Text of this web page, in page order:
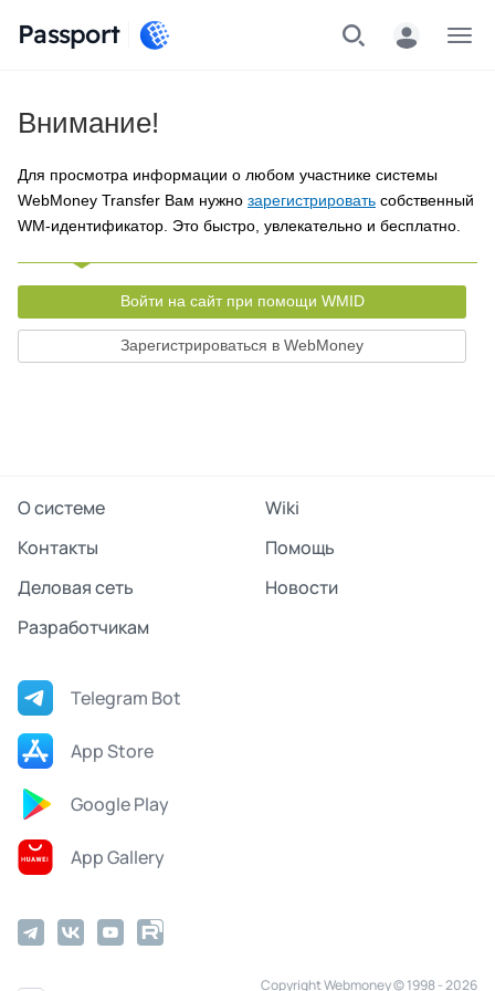
Passport
Внимание!
Для просмотра информации о любом участнике системы
WebMoney Transfer Вам нужно зарегистрировать собственный
WM-идентификатор. Это быстро, увлекательно и бесплатно.
Войти на сайт при помощи WMID
Зарегистрироваться в WebMoney
О системе
Wiki
Контакты
Помощь
Деловая сеть
Новости
Разработчикам
Telegram Bot
App Store
Google Play
App Gallery
Copyright Webmoney © 1998 - 2026